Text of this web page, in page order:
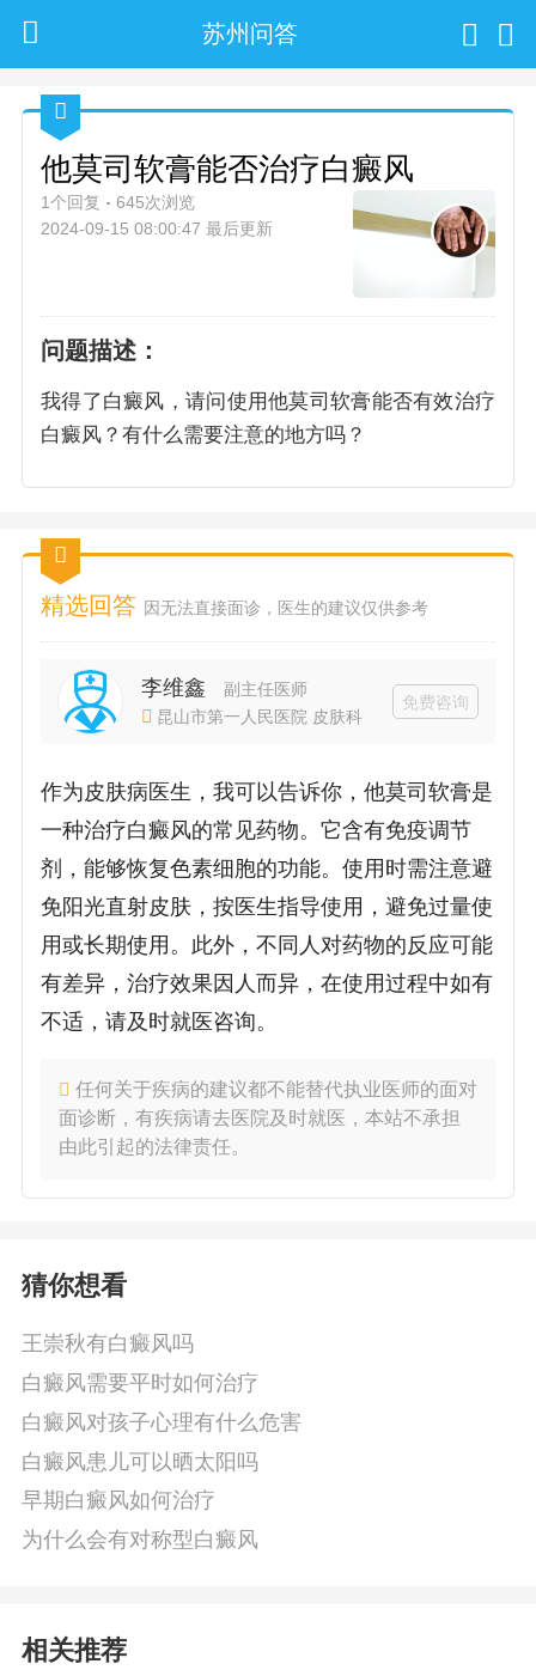
苏州问答
他莫司软膏能否治疗白癜风
1个回复
645次浏览
2024-09-15 08:00:47 最后更新
问题描述：
我得了白癜风，请问使用他莫司软膏能否有效治疗
白癜风？有什么需要注意的地方吗？
精选回答 因无法直接面诊，医生的建议仅供参考
李维鑫
副主任医师
昆山市第一人民医院 皮肤科
免费咨询
作为皮肤病医生，我可以告诉你，他莫司软膏是
一种治疗白癜风的常见药物。它含有免疫调节
剂，能够恢复色素细胞的功能。使用时需注意避
免阳光直射皮肤，按医生指导使用，避免过量使
用或长期使用。此外，不同人对药物的反应可能
有差异，治疗效果因人而异，在使用过程中如有
不适，请及时就医咨询。
任何关于疾病的建议都不能替代执业医师的面对
面诊断，有疾病请去医院及时就医，本站不承担
由此引起的法律责任。
猜你想看
王崇秋有白癜风吗
白癜风需要平时如何治疗
白癜风对孩子心理有什么危害
白癜风患儿可以晒太阳吗
早期白癜风如何治疗
为什么会有对称型白癜风
相关推荐